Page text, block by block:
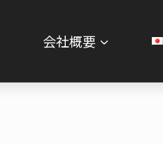
会社概要